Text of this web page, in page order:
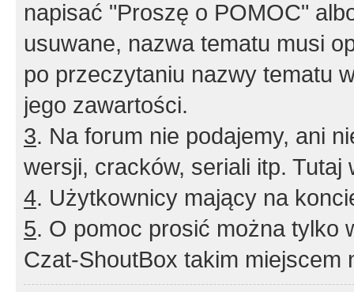
napisać "Proszę o POMOC"
usuwane, nazwa tematu musi
po przeczytaniu nazwy tematu
jego zawartości.
3. Na forum nie podajemy, ani
wersji, cracków, seriali itp. Tutaj
4. Użytkownicy mający na
5. O pomoc prosić można tylko
Czat-ShoutBox takim miejscem